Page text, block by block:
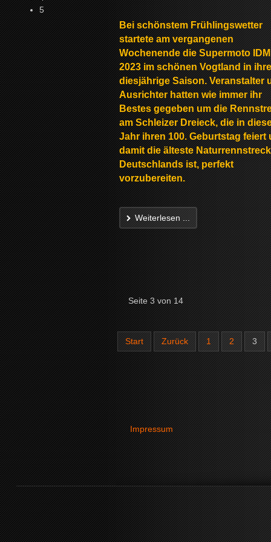
5
Bei schönstem Frühlingswetter
startete am vergangenen
Wochenende die Supermoto IDM
2023 im schönen Vogtland in ihre
diesjährige Saison. Veranstalter
Ausrichter hatten wie immer ihr
Bestes gegeben um die
am Schleizer Dreieck, die in
Jahr ihren 100. Geburtstag feiert
damit die älteste
Deutschlands ist, perfekt
vorzubereiten.
Weiterlesen ...
Seite 3 von 14
Start Zurück 1 2 3
Impressum